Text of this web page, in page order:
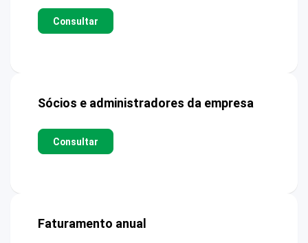
Consultar
Sócios e administradores da empresa
Consultar
Faturamento anual